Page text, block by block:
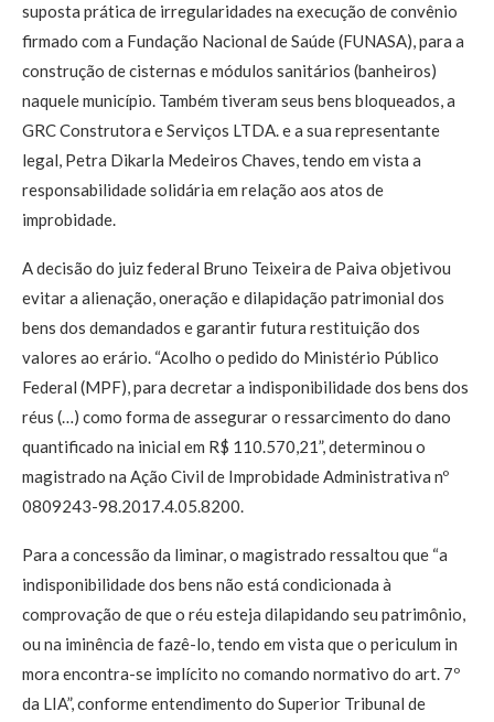
suposta prática de irregularidades na execução de convênio
firmado com a Fundação Nacional de Saúde (FUNASA), para a
construção de cisternas e módulos sanitários (banheiros)
naquele município. Também tiveram seus bens bloqueados, a
GRC Construtora e Serviços LTDA. e a sua representante
legal, Petra Dikarla Medeiros Chaves, tendo em vista a
responsabilidade solidária em relação aos atos de
improbidade.
A decisão do juiz federal Bruno Teixeira de Paiva objetivou
evitar a alienação, oneração e dilapidação patrimonial dos
bens dos demandados e garantir futura restituição dos
valores ao erário. “Acolho o pedido do Ministério Público
Federal (MPF), para decretar a indisponibilidade dos bens dos
réus (…) como forma de assegurar o ressarcimento do dano
quantificado na inicial em R$ 110.570,21”, determinou o
magistrado na Ação Civil de Improbidade Administrativa nº
0809243-98.2017.4.05.8200.
Para a concessão da liminar, o magistrado ressaltou que “a
indisponibilidade dos bens não está condicionada à
comprovação de que o réu esteja dilapidando seu patrimônio,
ou na iminência de fazê-lo, tendo em vista que o periculum in
mora encontra-se implícito no comando normativo do art. 7º
da LIA”, conforme entendimento do Superior Tribunal de